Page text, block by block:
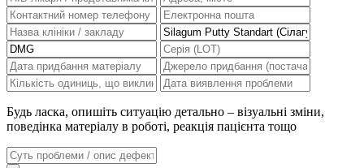
Будь ласка, опишіть ситуацію детально – візуальні зміни,
поведінка матеріалу в роботі, реакція пацієнта тощо